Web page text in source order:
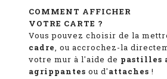
COMMENT AFFICHER
VOTRE CARTE ?
Vous pouvez choisir de la
cadre, ou accrochez-la
votre mur à l'aide de pastilles
agrippantes ou d'attaches !